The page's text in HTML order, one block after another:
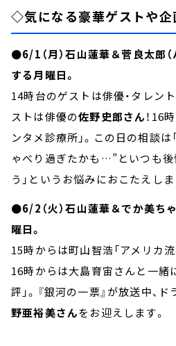
◇気になる豪華ゲストや企
●6/1（月）石山蓮華＆菅良太郎
する月曜日。
14時台のゲストは俳優・タレン
ストは俳優の佐野史郎さん！16
ンタメ診療所」。この日の相談は
ゃべり過ぎたかも…”といつも
う」というお悩みにおこたえしま
●6/2（火）石山蓮華＆でか美ち
曜日。
15時からは町山智浩「アメリカ流
16時からは大島育宙さんと一緒
評」。『銀河の一票』が放送中、
野亜裕美さんをお迎えします。